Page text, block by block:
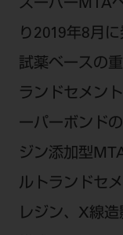
スーパーMTA
り2019年8月
試薬ベースの
ランドセメン
ーパーボンド
ジン添加型
ルトランドセ
レジン、X線